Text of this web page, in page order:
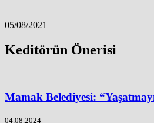
05/08/2021
Keditörün Önerisi
Mamak Belediyesi:
04.08.2024